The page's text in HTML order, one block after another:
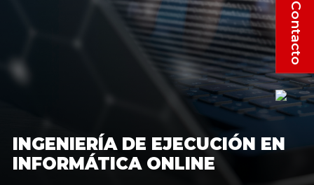
INGENIERÍA DE EJECUCIÓN EN
INFORMÁTICA ONLINE
Contacto